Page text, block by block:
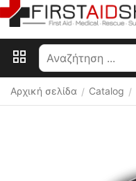
Αρχική σελίδα / Catalog /